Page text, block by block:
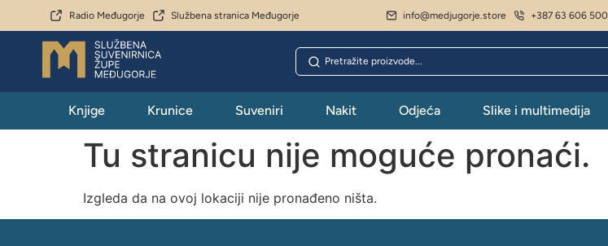
Radio Međugorje Službena stranica Međugorje info@medjugorje.store +387 63 606 500
Knjige Krunice Suveniri Nakit Odjeća Slike i multimedija
Tu stranicu nije moguće pronaći.
Izgleda da na ovoj lokaciji nije pronađeno ništa.